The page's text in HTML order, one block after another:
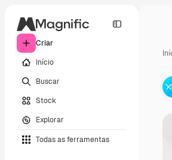
Criar
Início
Buscar
Stock
Explorar
Todas as ferramentas